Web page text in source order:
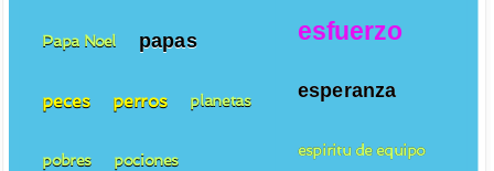
esfuerzo
esperanza
espiritu de equipo
Papa Noel papas
peces perros planetas
pobres pociones